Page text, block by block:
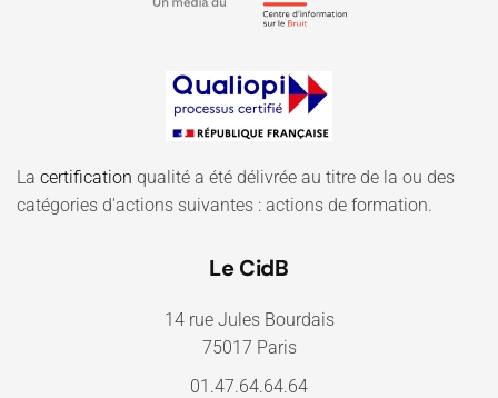
La certification qualité a été délivrée au titre de la ou des
catégories d'actions suivantes : actions de formation.
Le CidB
14 rue Jules Bourdais
75017 Paris
01.47.64.64.64